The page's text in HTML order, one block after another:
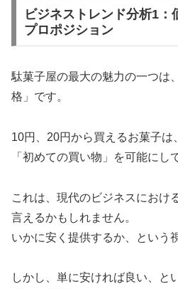
ビジネストレンド分析1：
プロポジション
駄菓子屋の最大の魅力の一つは
格」です。
10円、20円から買えるお菓子
「初めての買い物」を可能にし
これは、現代のビジネスにおけ
言えるかもしれません。
いかに安く提供するか、という
しかし、単に安ければ良い、と